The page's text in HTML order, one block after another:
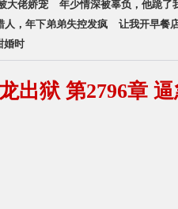
大佬娇宠 年少情深被辜负，他跪了
人，年下弟弟失控发疯 让我开早餐
婚时
出狱 第2796章 逼